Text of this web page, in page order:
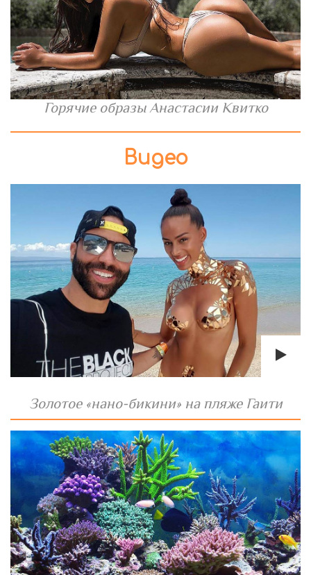
Горячие образы Анастасии Квитко
Видео
Золотое «нано-бикини» на пляже Гаити